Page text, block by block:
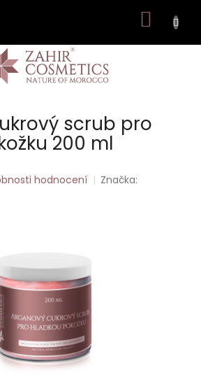
KOŠÍK
scrub pro
200 ml
hodnocení Značka: